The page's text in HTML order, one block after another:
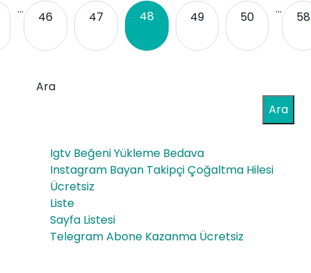
…
46 47 48 49 50
…
58
Ara
Ara
Igtv Beğeni Yükleme Bedava
Instagram Bayan Takipçi Çoğaltma Hilesi
Ücretsiz
Liste
Sayfa Listesi
Telegram Abone Kazanma Ücretsiz